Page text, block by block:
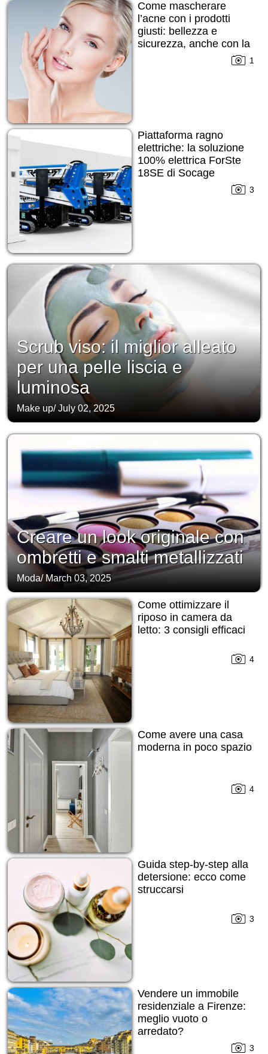
Come mascherare
l’acne con i prodotti
giusti: bellezza e
sicurezza, anche con la
1
Piattaforma ragno
elettriche: la soluzione
100% elettrica ForSte
18SE di Socage
3
Scrub viso: il miglior alleato
per una pelle liscia e
luminosa
Make up/July 02, 2025
Creare un look originale con
ombretti e smalti metallizzati
Moda/ March 03, 2025
Come ottimizzare il
riposo in camera da
letto: 3 consigli efficaci
4
Come avere una casa
moderna in poco spazio
4
Guida step-by-step alla
detersione: ecco come
struccarsi
3
Vendere un immobile
residenziale a Firenze:
meglio vuoto o
arredato?
3